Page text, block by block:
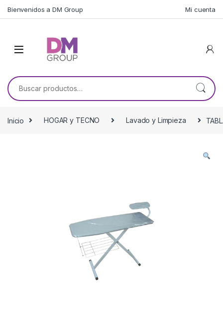
Bienvenidos a DM Group Mi cuenta
Buscar por:
Inicio HOGAR y TECNO Lavado y Limpieza